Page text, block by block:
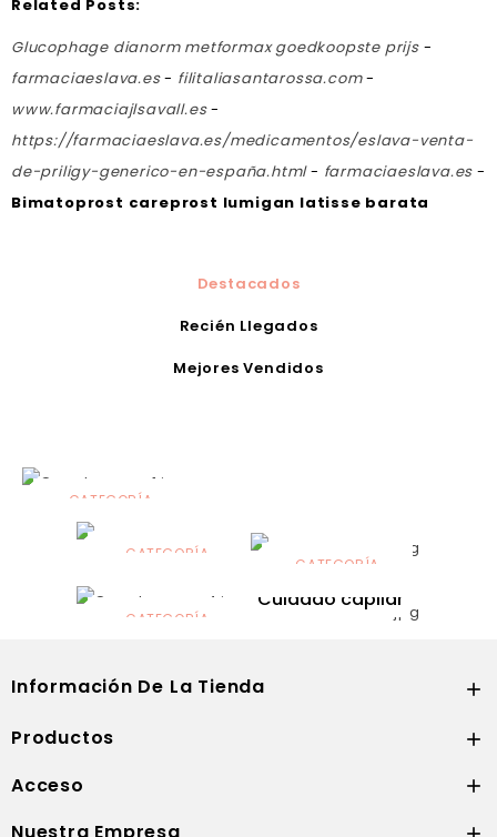
Related Posts:
Glucophage dianorm metformax goedkoopste prijs-
farmaciaeslava.es- filitaliasantarossa.com-
www.farmaciajlsavall.es-
https://farmaciaeslava.es/medicamentos/eslava-venta-
de-priligy-generico-en-españa.html- farmaciaeslava.es -
Bimatoprost careprost lumigan latisse barata
Destacados
Recién Llegados
Mejores Vendidos
CATEGORÍA
Alimentación
infantilCATEGORÍA
Dermocosmética
CATEGORÍA
Solares
CATEGORÍA
Cuidado capilar
Información De La Tienda 
Productos 
Acceso 